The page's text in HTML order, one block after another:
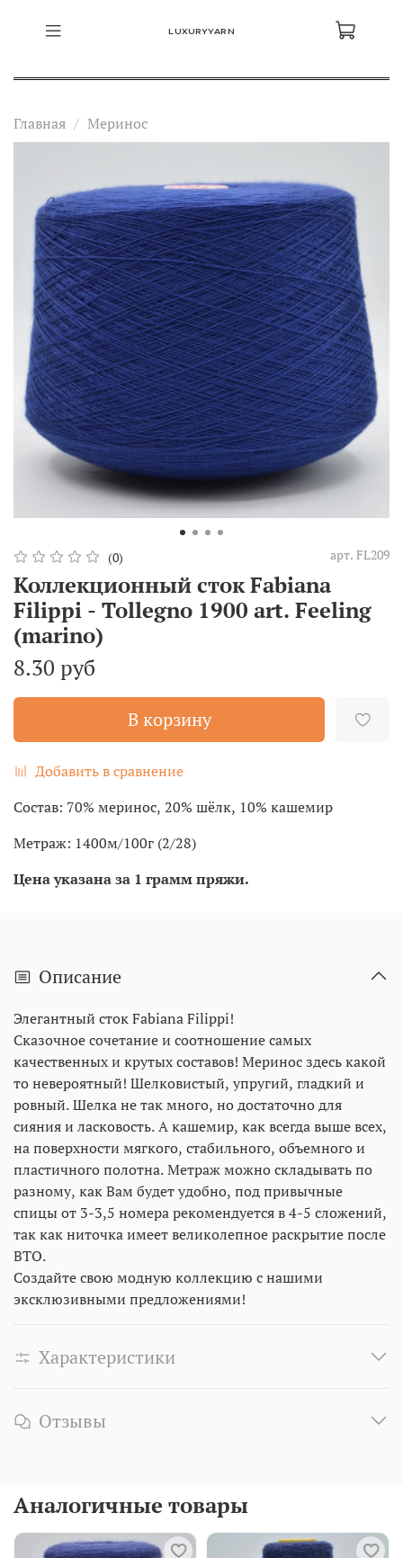
LUXURYYARN
Главная Меринос
(0) арт. FL209
Коллекционный сток Fabiana
Filippi - Tollegno 1900 art. Feeling
(marino)
8.30 руб
В корзину
Добавить в сравнение
Состав: 70% меринос, 20% шёлк, 10% кашемир
Метраж: 1400м/100г (2/28)
Цена указана за 1 грамм пряжи.
Описание
Элегантный сток Fabiana Filippi!
Сказочное сочетание и соотношение самых
качественных и крутых составов! Меринос здесь какой
то невероятный! Шелковистый, упругий, гладкий и
ровный. Шелка не так много, но достаточно для
сияния и ласковость. А кашемир, как всегда выше всех,
на поверхности мягкого, стабильного, объемного и
пластичного полотна. Метраж можно складывать по
разному, как Вам будет удобно, под привычные
спицы от 3-3,5 номера рекомендуется в 4-5 сложений,
так как ниточка имеет великолепное раскрытие после
ВТО.
Создайте свою модную коллекцию с нашими
эксклюзивными предложениями!
Характеристики
Отзывы
Аналогичные товары